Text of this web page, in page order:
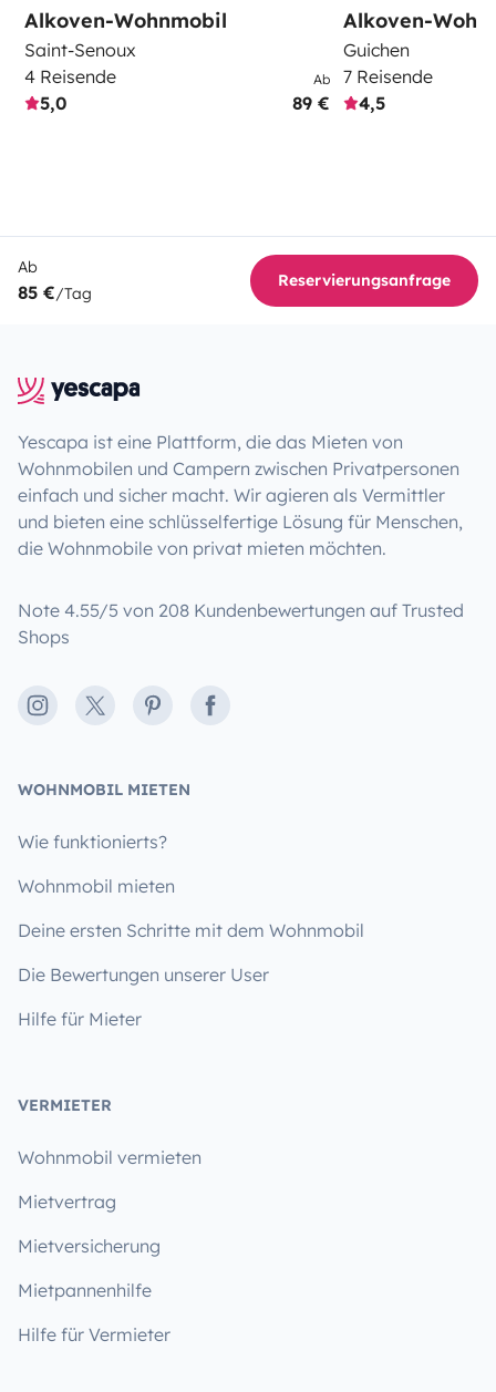
Alkoven-Wohnmobil
Saint-Senoux
4 Reisende
5,0
Ab
89 €
Alkoven-
Guichen
7 Reisende
4,5
Ab
85 €/Tag
Reservierungsanfrage
Yescapa ist eine Plattform, die das Mieten von
Wohnmobilen und Campern zwischen Privatpersonen
einfach und sicher macht. Wir agieren als Vermittler
und bieten eine schlüsselfertige Lösung für Menschen,
die Wohnmobile von privat mieten möchten.
Note 4.55/5 von 208 Kundenbewertungen auf Trusted
Shops
Instagram
X PinterestFacebook
WOHNMOBIL MIETEN
Wie funktionierts?
Wohnmobil mieten
Deine ersten Schritte mit dem Wohnmobil
Die Bewertungen unserer User
Hilfe für Mieter
VERMIETER
Wohnmobil vermieten
Mietvertrag
Mietversicherung
Mietpannenhilfe
Hilfe für Vermieter